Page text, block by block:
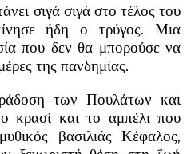
σιγά σιγά στο τέλος του
ήδη ο τρύγος. Μια
που δεν θα μπορούσε να
της πανδημίας.
των Πουλάτων και
κρασί και το αμπέλι που
βασιλιάς Κέφαλος,